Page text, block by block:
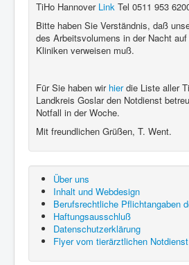
TiHo Hannover Link Tel 0511 953
Bitte haben Sie Verständnis, daß
des Arbeitsvolumens in der Nacht
Kliniken verweisen muß.
Für Sie haben wir hierdie Liste aller
Landkreis Goslar den Notdienst
Notfall in der Woche.
Mit freundlichen Grüßen, T. Went.
Über uns
Inhalt und Webdesign
Berufsrechtliche Pflichtangaben
Haftungsausschluß
Datenschutzerklärung
Flyer vom tierärztlichen Notdienst